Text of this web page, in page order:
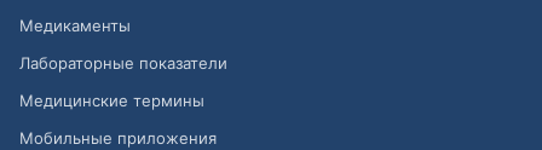
Медикаменты
Лабораторные показатели
Медицинские термины
Мобильные приложения